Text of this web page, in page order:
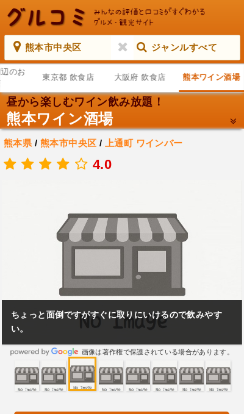
熊本市中央区 ジャンルすべて
のお
東京都 飲食店 大阪府 飲食店 熊本ワイン酒場
昼から楽しむワイン飲み放題！
熊本ワイン酒場
熊本県 / 熊本市中央区 / 上通町 ワインバー
4.0
ちょっと面倒ですがすぐに取りにいけるので飲みやす
い。
画像は著作権で保護されている場合があります。